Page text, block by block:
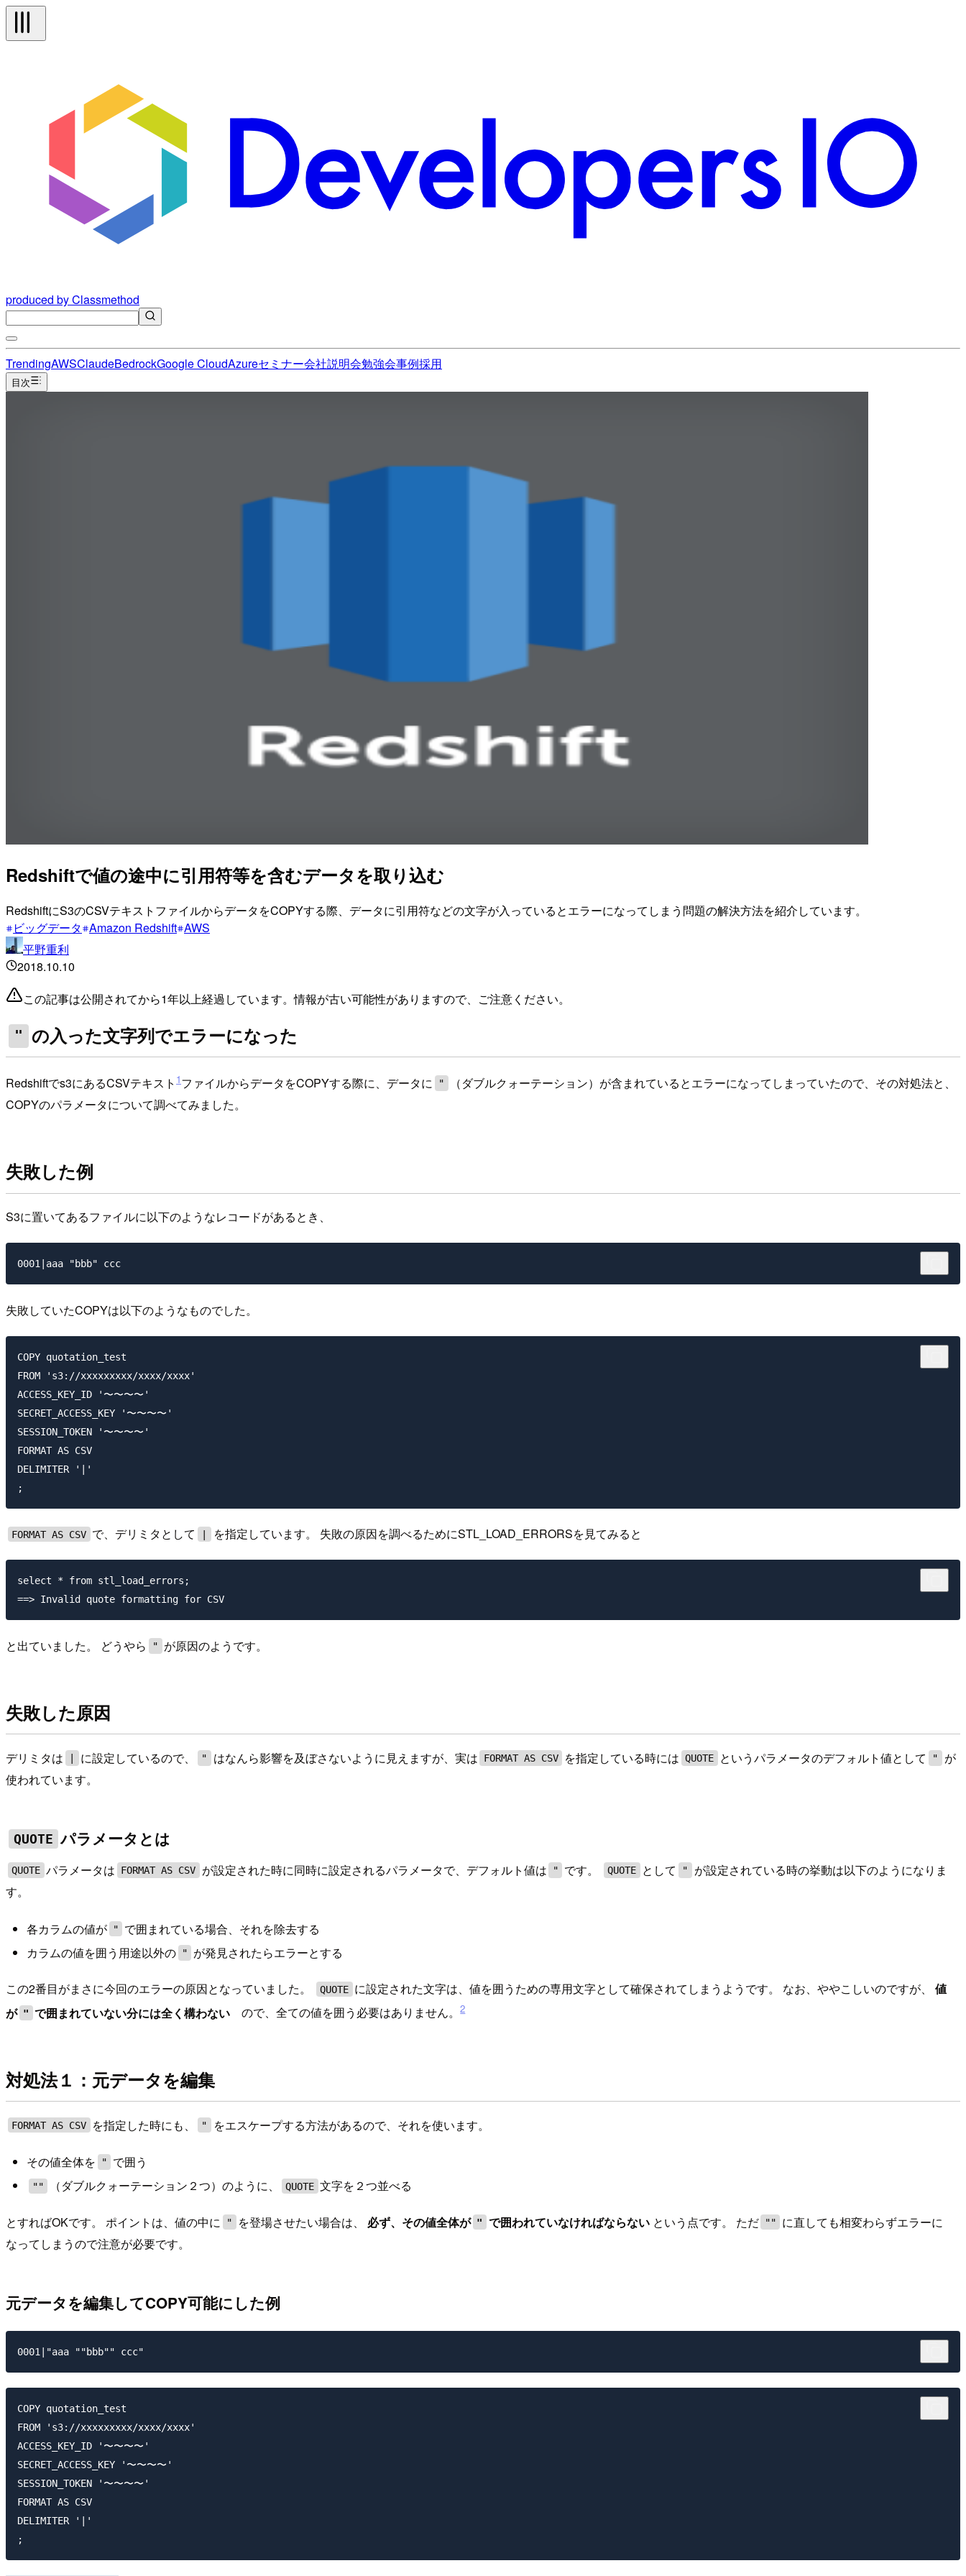
produced by Classmethod
TrendingAWSClaudeBedrockGoogle CloudAzureセミナー会社説明会勉強会事例採用
目次
Redshiftで値の途中に引用符等を含むデータを取り込む
RedshiftにS3のCSVテキストファイルからデータをCOPYする際、データに引用符などの文字が入っているとエラーになってしまう問題の解決方法を紹介しています。
ビッグデータ Amazon Redshift AWS
平野重利
2018.10.10
この記事は公開されてから1年以上経過しています。情報が古い可能性がありますので、ご注意ください。
" の入った文字列でエラーになった
Redshiftでs3にあるCSVテキスト 1ファイルからデータをCOPYする際に、データに "
（ダブルクォーテーション）が含まれているとエラーになってしまっていたので、その対処法と、
COPYのパラメータについて調べてみました。
失敗した例
S3に置いてあるファイルに以下のようなレコードがあるとき、
失敗していたCOPYは以下のようなものでした。
COPY quotation_test
FROM 's3://xxxxxxxxx/xxxx/xxxx'
ACCESS_KEY_ID '〜〜〜〜'
SECRET_ACCESS_KEY '〜〜〜〜'
SESSION_TOKEN '〜〜〜〜'
FORMAT AS CSV
DELIMITER '|'
FORMAT AS CSV で、デリミタとして | を指定しています。 失敗の原因を調べるためにSTL_LOAD_ERRORSを見てみると
select * from stl_load_errors;
と出ていました。 どうやら " が原因のようです。
失敗した原因
デリミタは に設定しているので、 " はなんら影響を及ぼさないように見えますが、実は FORMAT AS CSV を指定している時には QUOTE というパラメータのデフォルト値として "
が
使われています。
QUOTE パラメータとは
QUOTE パラメータは FORMAT AS CSV が設定された時に同時に設定されるパラメータで、デフォルト値は " です。 QUOTE として "
が設定されている時の挙動は以下のようになりま
す。
各カラムの値が "
で囲まれている場合、それを除去する
カラムの値を囲う用途以外の
" が発見されたらエラーとする
この2番目がまさに今回のエラーの原因となっていました。 QUOTE に設定された文字は、値を囲うための専用文字として確保されてしまうようです。 なお、ややこしいのですが、値
が " で囲まれていない分には全く構わない ので、全ての値を囲う必要はありません。2
対処法１：元データを編集
FORMAT AS CSV を指定した時にも、 " をエスケープする方法があるので、それを使います。
その値全体を " で囲う
"" （ダブルクォーテーション２つ）のように、 QUOTE 文字を２つ並べる
とすればOKです。 ポイントは、値の中に " を登場させたい場合は、 必ず、その値全体が " で囲われていなければならないという点です。 ただ ""
に直しても相変わらずエラーに
なってしまうので注意が必要です。
元データを編集してCOPY可能にした例
COPY quotation_test
FROM 's3://xxxxxxxxx/xxxx/xxxx'
ACCESS_KEY_ID '〜〜〜〜'
SECRET_ACCESS_KEY '〜〜〜〜'
SESSION_TOKEN '〜〜〜〜'
FORMAT AS CSV
DELIMITER '|'